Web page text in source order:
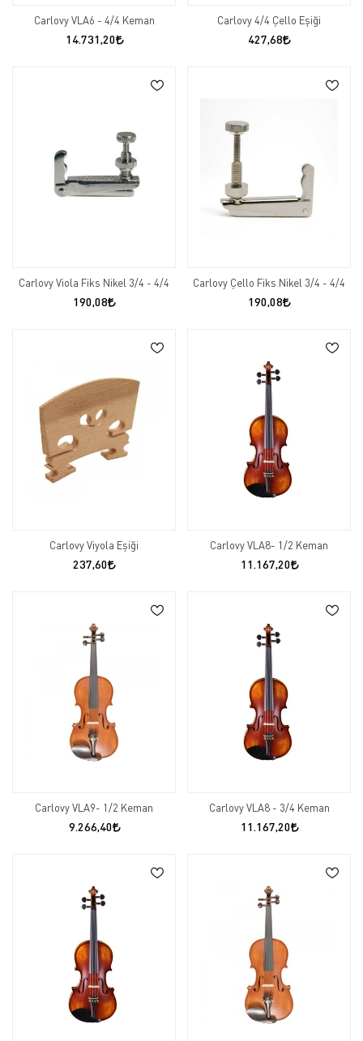
Carlovy VLA6 - 4/4 Keman
14.731,20
Carlovy 4/4 Çello Eşiği
427,68
Carlovy Viola Fiks Nikel 3/4 - 4/4
190,08
Carlovy Çello Fiks Nikel 3/4 - 4/4
190,08
Carlovy Viyola Eşiği
237,60
Carlovy VLA8- 1/2 Keman
11.167,20
Carlovy VLA9- 1/2 Keman
9.266,40
Carlovy VLA8 - 3/4 Keman
11.167,20